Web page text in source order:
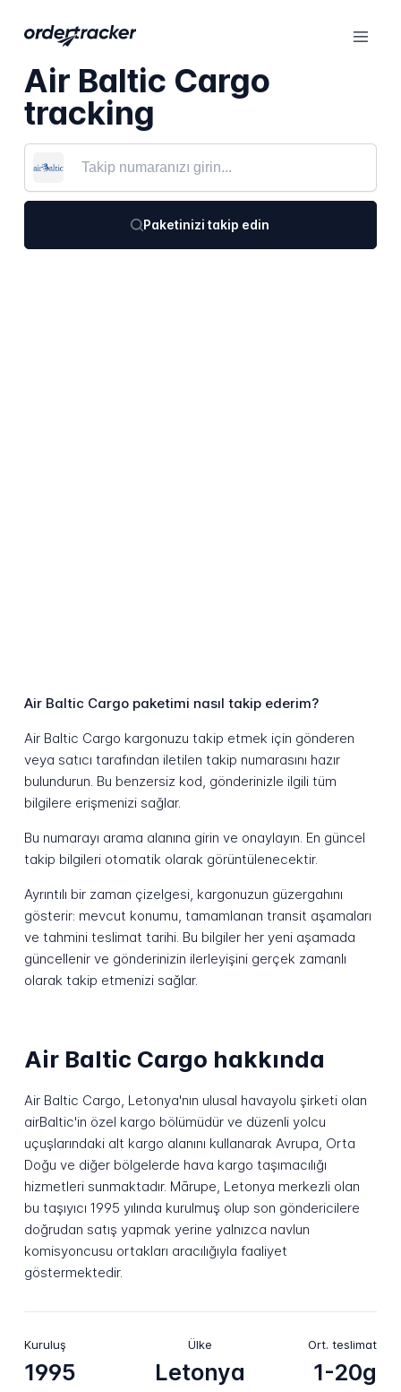
Air Baltic Cargo
tracking
Paketinizi takip edin
Air Baltic Cargo paketimi nasıl takip ederim?
Air Baltic Cargo kargonuzu takip etmek için gönderen
veya satıcı tarafından iletilen takip numarasını hazır
bulundurun. Bu benzersiz kod, gönderinizle ilgili tüm
bilgilere erişmenizi sağlar.
Bu numarayı arama alanına girin ve onaylayın. En güncel
takip bilgileri otomatik olarak görüntülenecektir.
Ayrıntılı bir zaman çizelgesi, kargonuzun güzergahını
gösterir: mevcut konumu, tamamlanan transit aşamaları
ve tahmini teslimat tarihi. Bu bilgiler her yeni aşamada
güncellenir ve gönderinizin ilerleyişini gerçek zamanlı
olarak takip etmenizi sağlar.
Air Baltic Cargo hakkında
Air Baltic Cargo, Letonya'nın ulusal havayolu şirketi olan
airBaltic'in özel kargo bölümüdür ve düzenli yolcu
uçuşlarındaki alt kargo alanını kullanarak Avrupa, Orta
Doğu ve diğer bölgelerde hava kargo taşımacılığı
hizmetleri sunmaktadır. Mārupe, Letonya merkezli olan
bu taşıyıcı 1995 yılında kurulmuş olup son göndericilere
doğrudan satış yapmak yerine yalnızca navlun
komisyoncusu ortakları aracılığıyla faaliyet
göstermektedir.
Kuruluş
1995
Ülke
Letonya
Ort. teslimat
1-20g